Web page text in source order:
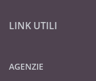
LINK UTILI
AGENZIE